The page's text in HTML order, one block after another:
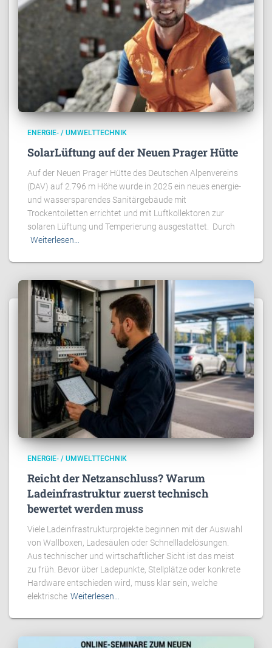
ENERGIE- / UMWELTTECHNIK
SolarLüftung auf der Neuen Prager Hütte
Auf der Neuen Prager Hütte des Deutschen Alpenvereins
(DAV) auf 2.796 m Höhe wurde in 2025 ein neues energie-
und wassersparendes Sanitärgebäude mit
Trockentoiletten errichtet und mit Luftkollektoren zur
solaren Lüftung und Temperierung ausgestattet. Durch
Weiterlesen…
ENERGIE- / UMWELTTECHNIK
Reicht der Netzanschluss? Warum
Ladeinfrastruktur zuerst technisch
bewertet werden muss
Viele Ladeinfrastrukturprojekte beginnen mit der Auswahl
von Wallboxen, Ladesäulen oder Schnellladelösungen.
Aus technischer und wirtschaftlicher Sicht ist das meist
zu früh. Bevor über Ladepunkte, Stellplätze oder konkrete
Hardware entschieden wird, muss klar sein, welche
elektrische Weiterlesen…